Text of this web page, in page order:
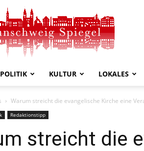
Spiegel
POLITIK KULTUR LOKALES
Warum streicht die evangelische Kirche eine
Redaktionstipp
streicht die